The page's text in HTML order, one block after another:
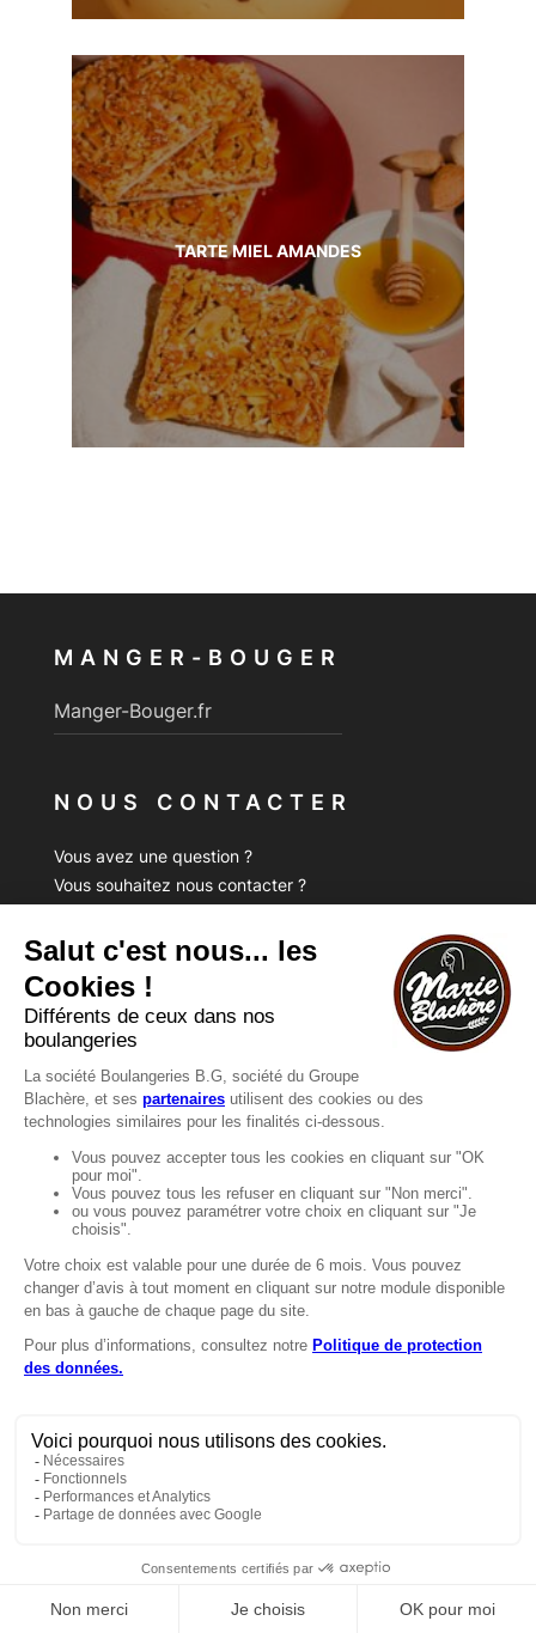
TARTE MIEL AMANDES
MANGER-BOUGER
Manger-Bouger.fr
NOUS CONTACTER
Vous avez une question ?
Vous souhaitez nous contacter ?
FAQ
Recrutement
MENTIONS
Mentions légales
Protection des données
LignÉthique
Caractéristiques environnementales des
emballages
Copyright © 2024 Marie Blachère